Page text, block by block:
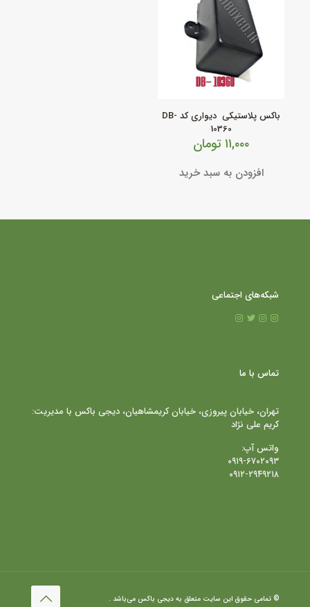
باکس پلاستیکی دیواری کد DB-
10360
۱۱,۰۰۰ تومان
افزودن به سبد خرید
شبکه‌های اجتماعی
تماس با ما
تهران، خیابان پیروزی، خیابان کریمشاهیان، دیجی باکس با مدیریت:
کریم علی نژاد
واتس آپ:
۰۹۱۹-۶۷۰۲۰۹۳
۰۹۱۲-۲۹۴۹۲۱۸
© تمامی حقوق این سایت متعلق به دیجی باکس می‌باشد .